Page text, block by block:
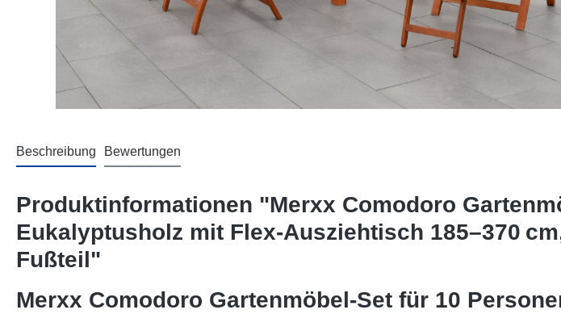
Beschreibung Bewertungen
Produktinformationen "Merxx Comodoro
Eukalyptusholz mit Flex-Ausziehtisch 185–370
Fußteil"
Merxx Comodoro Gartenmöbel-Set für 10